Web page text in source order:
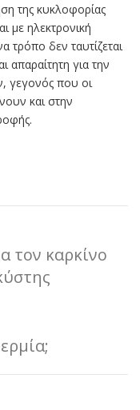
της κυκλοφορίας
με ηλεκτρονική
τρόπο δεν ταυτίζεται
απαραίτητη για την
γεγονός που οι
και στην
τον καρκίνο